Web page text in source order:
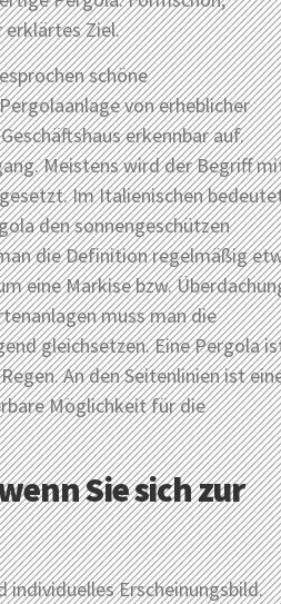
erklärtes Ziel.
schöne
von erheblicher
erkennbar auf.
Meistens wird der Begriff
Im Italienischen
den sonnengeschützen
die Definition regelmäßig
eine Markise bzw.
muss man die
gleichsetzen. Eine Pergola
An den Seitenlinien ist
Möglichkeit für die
Sie sich zur
Erscheinungsbild.